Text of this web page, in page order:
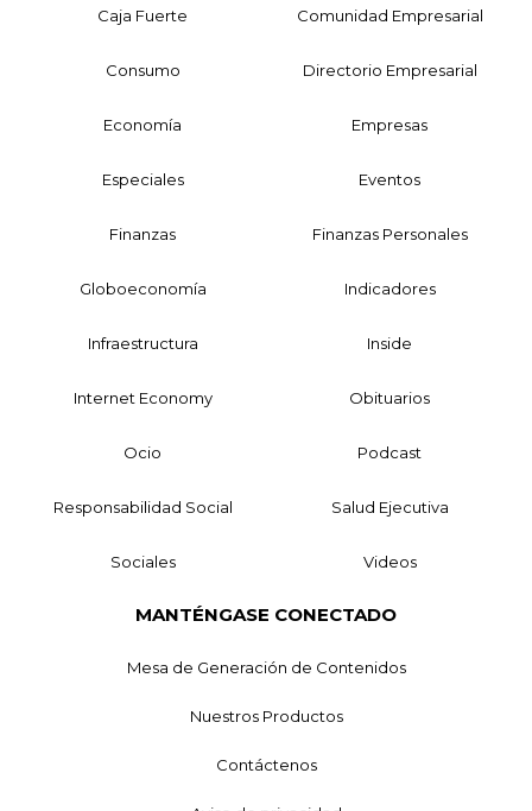
Caja Fuerte Comunidad Empresarial
Consumo Directorio Empresarial
Economía Empresas
Especiales Eventos
Finanzas Finanzas Personales
Globoeconomía Indicadores
Infraestructura Inside
Internet Economy Obituarios
Ocio Podcast
Responsabilidad Social Salud Ejecutiva
Sociales Videos
MANTÉNGASE CONECTADO
Mesa de Generación de Contenidos
Nuestros Productos
Contáctenos